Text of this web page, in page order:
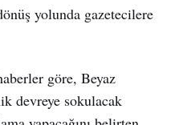
yolunda gazetecilere
göre, Beyaz
devreye sokulacak